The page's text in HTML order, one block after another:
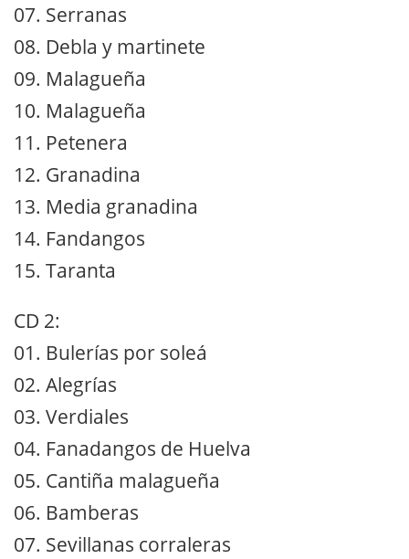
07. Serranas
08. Debla y martinete
09. Malagueña
10. Malagueña
11. Petenera
12. Granadina
13. Media granadina
14. Fandangos
15. Taranta
CD 2:
01. Bulerías por soleá
02. Alegrías
03. Verdiales
04. Fanadangos de Huelva
05. Cantiña malagueña
06. Bamberas
07. Sevillanas corraleras